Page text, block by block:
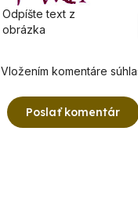
Odpíšte text z
obrázka
Vložením komentáre
Poslať komentár